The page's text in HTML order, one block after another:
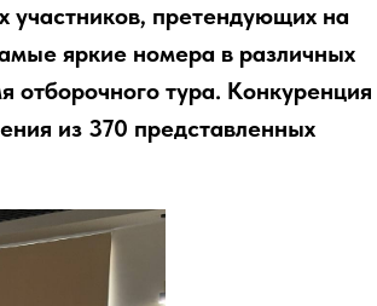
участников, претендующих на
яркие номера в различных
тура. Конкуренция
из 370 представленных